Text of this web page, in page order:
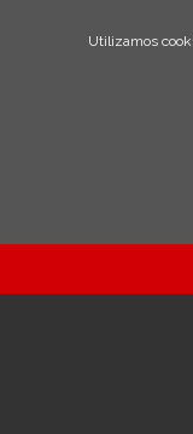
Utilizamos